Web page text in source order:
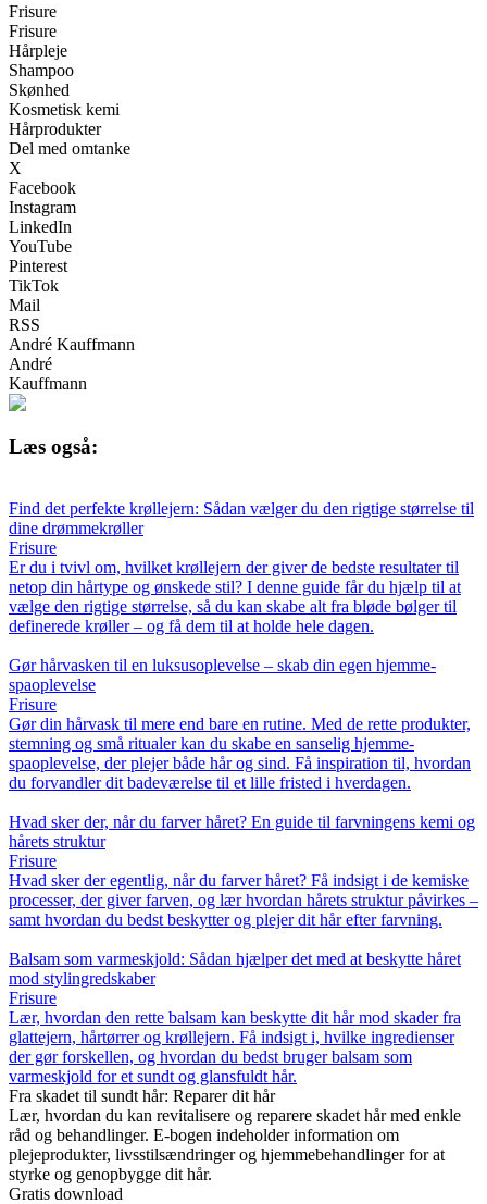
Frisure
Frisure
Hårpleje
Shampoo
Skønhed
Kosmetisk kemi
Hårprodukter
Del med omtanke
X
Facebook
Instagram
LinkedIn
YouTube
Pinterest
TikTok
Mail
RSS
André Kauffmann
André
Kauffmann
Læs også:
Find det perfekte krøllejern: Sådan vælger du den rigtige størrelse til
dine drømmekrøller
Frisure
Er du i tvivl om, hvilket krøllejern der giver de bedste resultater til
netop din hårtype og ønskede stil? I denne guide får du hjælp til at
vælge den rigtige størrelse, så du kan skabe alt fra bløde bølger til
definerede krøller – og få dem til at holde hele dagen.
Gør hårvasken til en luksusoplevelse – skab din egen hjemme-
spaoplevelse
Frisure
Gør din hårvask til mere end bare en rutine. Med de rette produkter,
stemning og små ritualer kan du skabe en sanselig hjemme-
spaoplevelse, der plejer både hår og sind. Få inspiration til, hvordan
du forvandler dit badeværelse til et lille fristed i hverdagen.
Hvad sker der, når du farver håret? En guide til farvningens kemi og
hårets struktur
Frisure
Hvad sker der egentlig, når du farver håret? Få indsigt i de kemiske
processer, der giver farven, og lær hvordan hårets struktur påvirkes –
samt hvordan du bedst beskytter og plejer dit hår efter farvning.
Balsam som varmeskjold: Sådan hjælper det med at beskytte håret
mod stylingredskaber
Frisure
Lær, hvordan den rette balsam kan beskytte dit hår mod skader fra
glattejern, hårtørrer og krøllejern. Få indsigt i, hvilke ingredienser
der gør forskellen, og hvordan du bedst bruger balsam som
varmeskjold for et sundt og glansfuldt hår.
Fra skadet til sundt hår: Reparer dit hår
Lær, hvordan du kan revitalisere og reparere skadet hår med enkle
råd og behandlinger. E-bogen indeholder information om
plejeprodukter, livsstilsændringer og hjemmebehandlinger for at
styrke og genopbygge dit hår.
Gratis download